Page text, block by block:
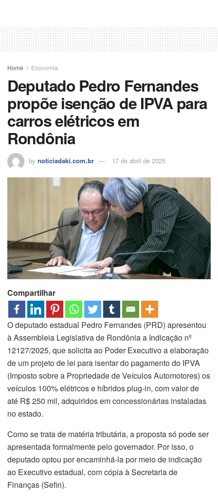
Home Economia
Deputado Pedro Fernandes
propõe isenção de IPVA para
carros elétricos em
Rondônia
by noticiadaki.com.br 17 de abril de 2025
Compartilhar
O deputado estadual Pedro Fernandes (PRD) apresentou
à Assembleia Legislativa de Rondônia a Indicação nº
12127/2025, que solicita ao Poder Executivo a elaboração
de um projeto de lei para isentar do pagamento do IPVA
(Imposto sobre a Propriedade de Veículos Automotores) os
veículos 100% elétricos e híbridos plug-in, com valor de
até R$ 250 mil, adquiridos em concessionárias instaladas
no estado.
Como se trata de matéria tributária, a proposta só pode ser
apresentada formalmente pelo governador. Por isso, o
deputado optou por encaminhá-la por meio de indicação
ao Executivo estadual, com cópia à Secretaria de
Finanças (Sefin).